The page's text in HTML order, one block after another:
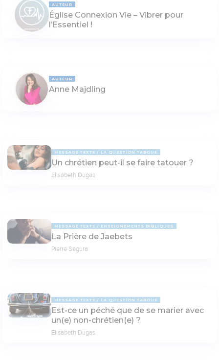
AUTEUR
Église Connexion Vie – Vibrer pour
l’Essentiel !
AUTEUR
Anne Majdling
MESSAGE TEXTE LA QUESTION TABOUE
Un chrétien peut-il se faire tatouer ?
Elisabeth Dugas
MESSAGE TEXTE ENSEIGNEMENTS BIBLIQUES
La Prière de Jaebets
Pierre Segura
MESSAGE TEXTE LA QUESTION TABOUE
Est-ce un péché que de se marier avec
un(e) non-chrétien(e) ?
Elisabeth Dugas